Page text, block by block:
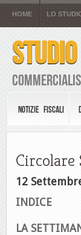
HOME LO
NOTIZIE FISCALI
Circolare
12
INDICE
LA